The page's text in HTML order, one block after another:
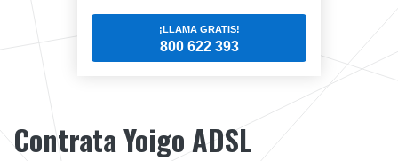
¡LLAMA GRATIS!
800 622 393
Contrata Yoigo ADSL